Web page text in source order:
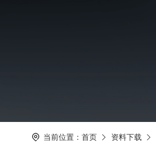
当前位置： 首页 资料下载